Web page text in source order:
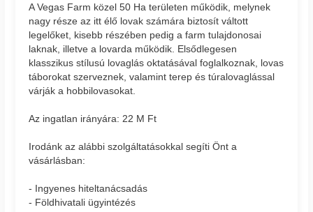
A Vegas Farm közel 50 Ha területen működik, melynek
nagy része az itt élő lovak számára biztosít váltott
legelőket, kisebb részében pedig a farm tulajdonosai
laknak, illetve a lovarda működik. Elsődlegesen
klasszikus stílusú lovaglás oktatásával foglalkoznak, lovas
táborokat szerveznek, valamint terep és túralovaglással
várják a hobbilovasokat.
Az ingatlan irányára: 22 M Ft
Irodánk az alábbi szolgáltatásokkal segíti Önt a
vásárlásban:
- Ingyenes hiteltanácsadás
- Földhivatali ügyintézés